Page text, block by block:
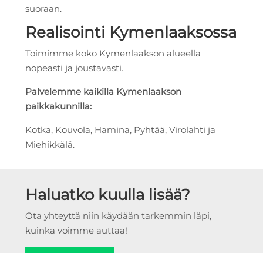
suoraan.
Realisointi Kymenlaaksossa
Toimimme koko Kymenlaakson alueella
nopeasti ja joustavasti.
Palvelemme kaikilla Kymenlaakson
paikkakunnilla:
Kotka, Kouvola, Hamina, Pyhtää, Virolahti ja
Miehikkälä.
Haluatko kuulla lisää?
Ota yhteyttä niin käydään tarkemmin läpi,
kuinka voimme auttaa!